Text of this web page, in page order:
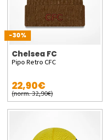
-30%
Chelsea FC
Pipo Retro CFC
22,90€
(norm. 32,90€)